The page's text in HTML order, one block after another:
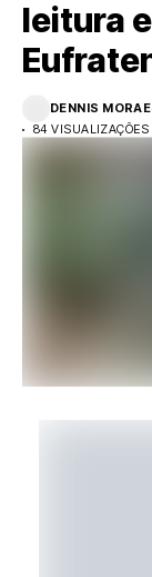
leitura
DENNIS
84 VISUALIZAÇÕES